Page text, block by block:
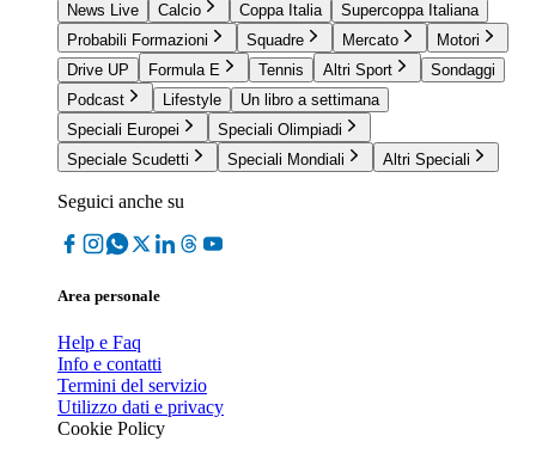
News Live
Calcio Coppa Italia
Supercoppa Italiana
Probabili Formazioni
Squadre Mercato
Motori
Drive UP
Formula E Tennis Altri Sport
Sondaggi
Podcast
Lifestyle
Un libro a settimana
Speciali Europei
Speciali Olimpiadi
Speciale Scudetti
Speciali Mondiali Altri Speciali
Seguici anche su
Area personale
Help e Faq
Info e contatti
Termini del servizio
Utilizzo dati e privacy
Cookie Policy